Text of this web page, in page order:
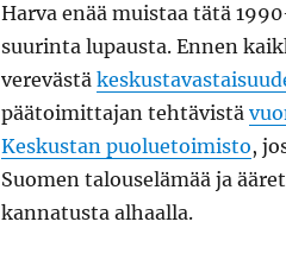
Harva enää muistaa tätä
suurinta lupausta. Ennen
verevästä
päätoimittajan tehtävistä
Keskustan puoluetoimisto,
Suomen talouselämää ja
kannatusta alhaalla.